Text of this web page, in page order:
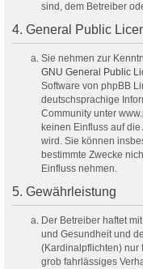
sind, dem Betreiber
4. General Public
Sie nehmen zur
GNU General Public
Software von phpBB
deutschsprachige
Community unter
keinen Einfluss auf
wird. Sie können
bestimmte Zwecke
Einfluss nehmen.
5. Gewährleistung
Der Betreiber haftet
und Gesundheit und
(Kardinalpflichten) nur
grob fahrlässiges